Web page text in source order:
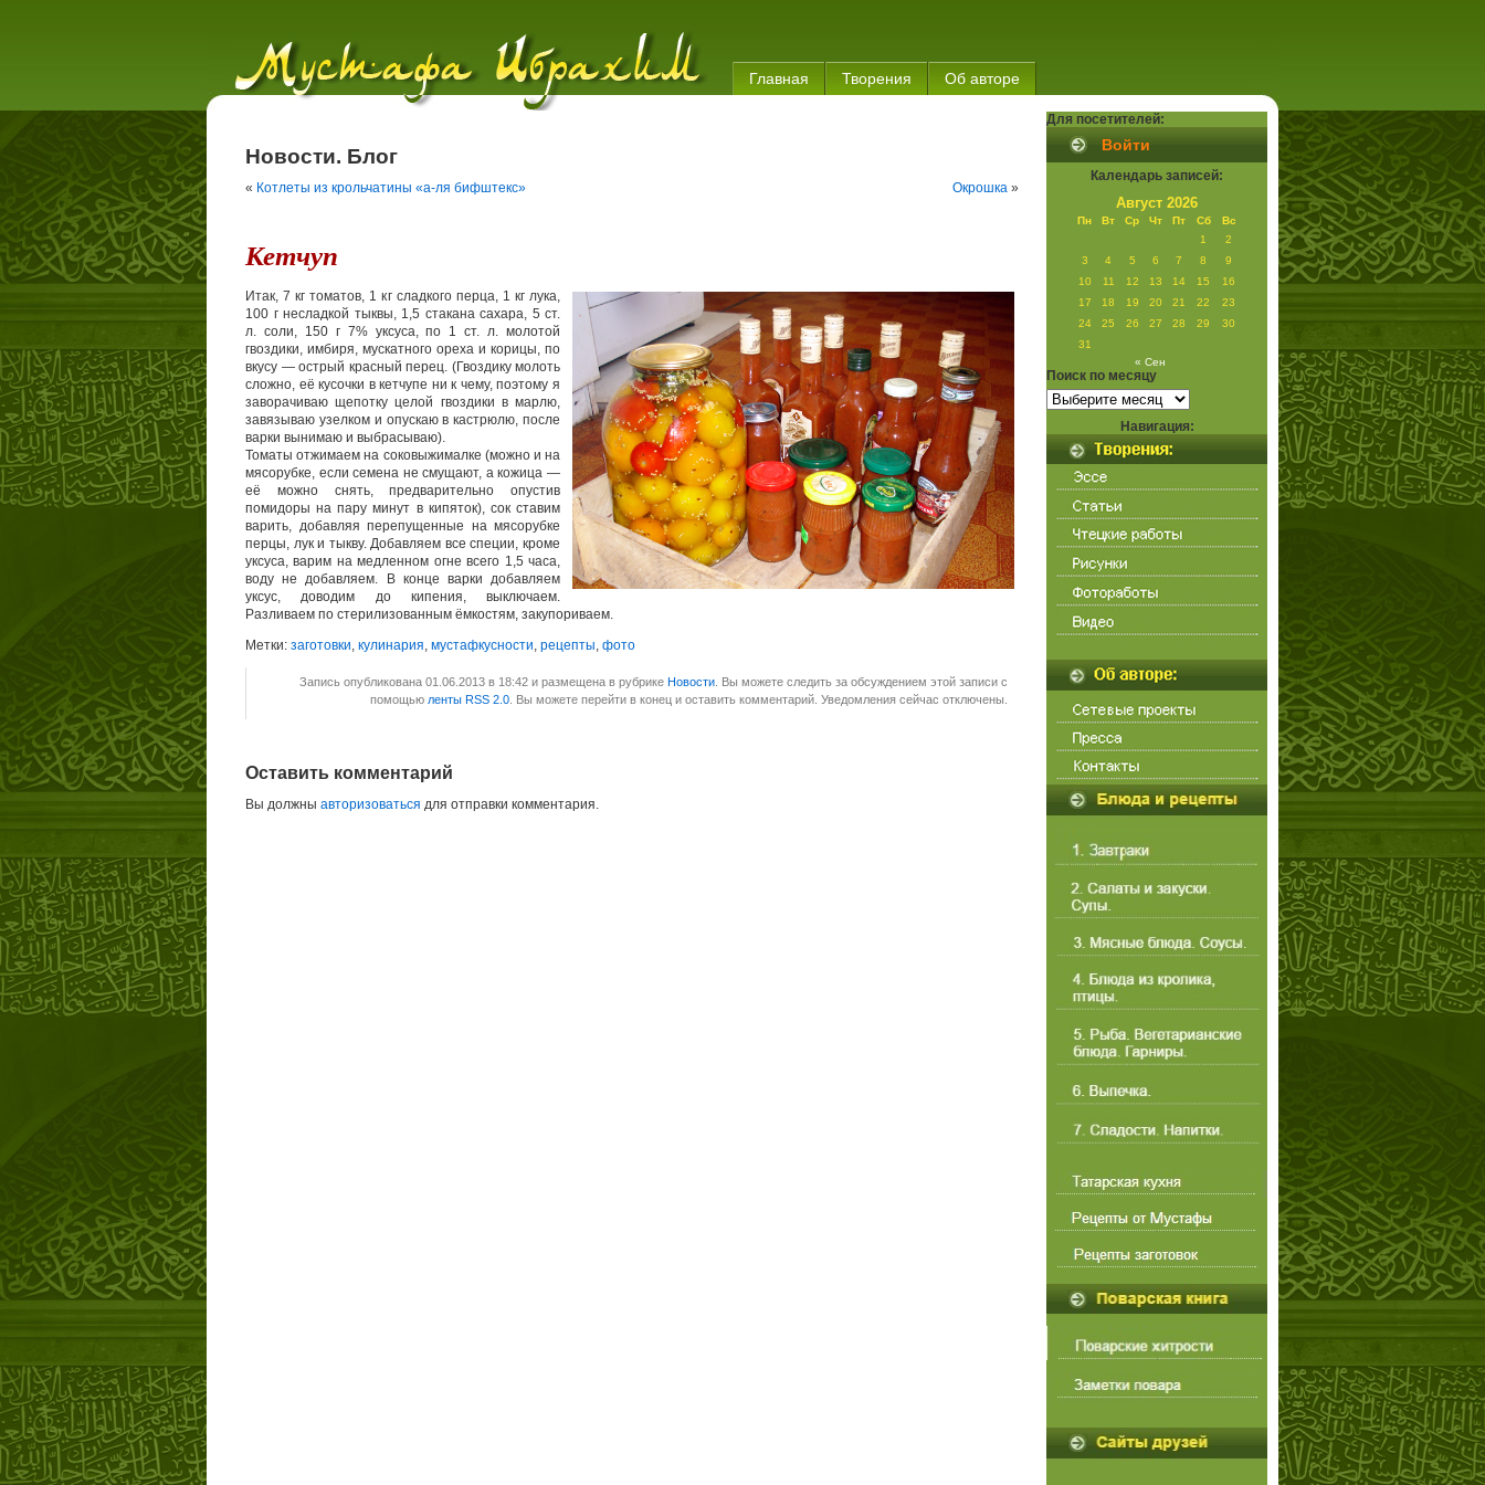
Главная Творения Об авторе
Новости. Блог
« Котлеты из крольчатины «а-ля бифштекс» Окрошка »
Кетчуп
Итак, 7 кг томатов, 1 кг сладкого перца, 1 кг лука,
100 г несладкой тыквы, 1,5 стакана сахара, 5 ст.
л. соли, 150 г 7% уксуса, по 1 ст. л. молотой
гвоздики, имбиря, мускатного ореха и корицы, по
вкусу — острый красный перец. (Гвоздику молоть
сложно, её кусочки в кетчупе ни к чему, поэтому я
заворачиваю щепотку целой гвоздики в марлю,
завязываю узелком и опускаю в кастрюлю, после
варки вынимаю и выбрасываю).
Томаты отжимаем на соковыжималке (можно и на
мясорубке, если семена не смущают, а кожица —
её можно снять, предварительно опустив
помидоры на пару минут в кипяток), сок ставим
варить, добавляя перепущенные на мясорубке
перцы, лук и тыкву. Добавляем все специи, кроме
уксуса, варим на медленном огне всего 1,5 часа,
воду не добавляем. В конце варки добавляем
уксус, доводим до кипения, выключаем.
Разливаем по стерилизованным ёмкостям, закупориваем.
Метки: заготовки, кулинария, мустафкусности, рецепты, фото
Запись опубликована 01.06.2013 в 18:42 и размещена в рубрике Новости . Вы можете следить за обсуждением этой записи с
помощью ленты RSS 2.0 . Вы можете перейти в конец и оставить комментарий. Уведомления сейчас отключены.
Оставить комментарий
Вы должны авторизоваться для отправки комментария.
Для посетителей:
Войти
Календарь записей:
Август 2026
Пн Вт Ср Чт Пт Сб
Вс
1
2
3
4 5 6 7 8
9
10
11 12 13 14 15
16
17
18 19 20 21 22
23
24
25 26 27 28 29
30
31
« Сен
Поиск по месяцу
Поиск
по
месяцу
Навигация: